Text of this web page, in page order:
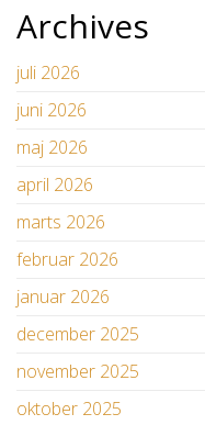
Archives
juli 2026
juni 2026
maj 2026
april 2026
marts 2026
februar 2026
januar 2026
december 2025
november 2025
oktober 2025